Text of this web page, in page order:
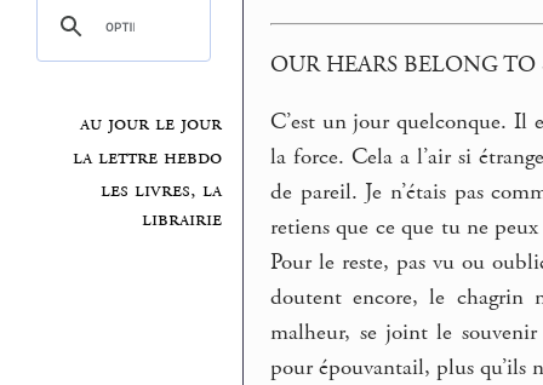
au jour le jour
la lettre hebdo
les livres, la
librairie
OUR HEARS BELONG TO
C’est un jour quelconque. Il
la force. Cela a l’air si
de pareil. Je n’étais pas
retiens que ce que tu ne
Pour le reste, pas vu ou
doutent encore, le chagrin
malheur, se joint le
pour épouvantail, plus qu’ils